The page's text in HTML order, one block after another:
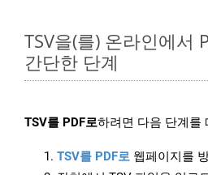
TSV을(를) 온라인에서
간단한 단계
TSV를 PDF로하려면 다음 단계를
TSV를 PDF로 웹페이지를